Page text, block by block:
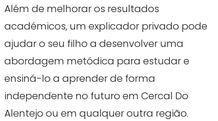
Além de melhorar os resultados
académicos, um explicador privado pode
ajudar o seu filho a desenvolver uma
abordagem metódica para estudar e
ensiná-lo a aprender de forma
independente no futuro em Cercal Do
Alentejo ou em qualquer outra região.